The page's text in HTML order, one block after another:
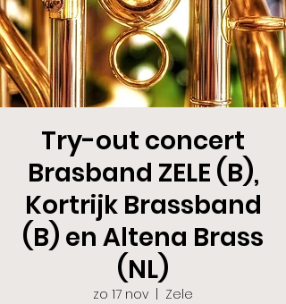
Try-out concert
Brasband ZELE (B),
Kortrijk Brassband
(B) en Altena Brass
(NL)
zo 17 nov
Zele